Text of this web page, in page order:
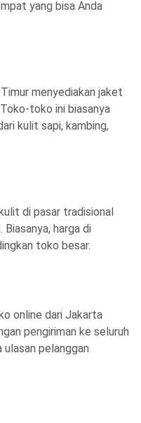
yang bisa Anda
menyediakan jaket
toko ini biasanya
kulit sapi, kambing,
di pasar tradisional
harga di
toko besar.
online dari Jakarta
pengiriman ke seluruh
pelanggan